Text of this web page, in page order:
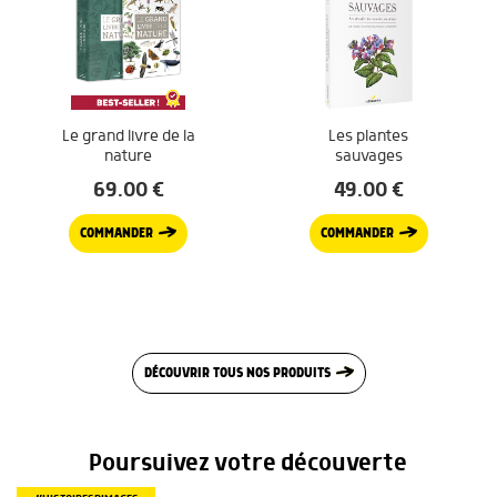
Le grand livre de la
nature
69.00€
COMMANDER
Les plantes
sauvages
49.00€
COMMANDER
DÉCOUVRIR TOUS NOS PRODUITS
Poursuivez votre découverte